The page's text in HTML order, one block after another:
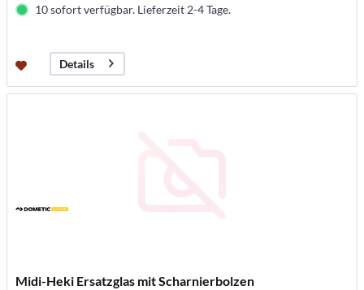
10 sofort verfügbar. Lieferzeit 2-4 Tage.
Details
Midi-Heki Ersatzglas mit Scharnierbolzen